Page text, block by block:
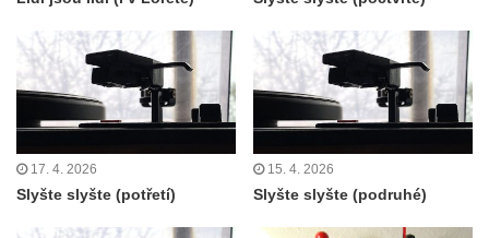
17. 4. 2026
Slyšte slyšte (potřetí)
15. 4. 2026
Slyšte slyšte (podruhé)